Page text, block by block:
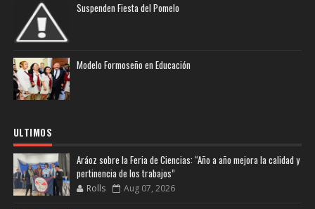
Suspenden Fiesta del Pomelo
Modelo Formoseño en Educación
ULTIMOS
Aráoz sobre la Feria de Ciencias: “Año a año mejora la calidad y
pertinencia de los trabajos”
Rolls Aug 07, 2026